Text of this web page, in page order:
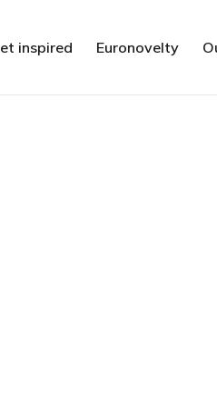
inspired Euronovelty